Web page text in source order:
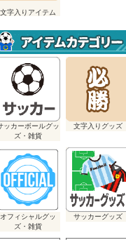
文字入りアイテム
ッカーボールグッ
ズ・雑貨
文字入りグッズ
オフィシャルグッ
ズ・雑貨
サッカーグッズ